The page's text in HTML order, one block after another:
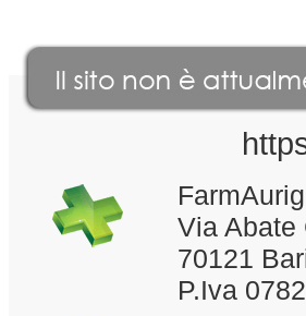
Via Abate
70121
P.Iva